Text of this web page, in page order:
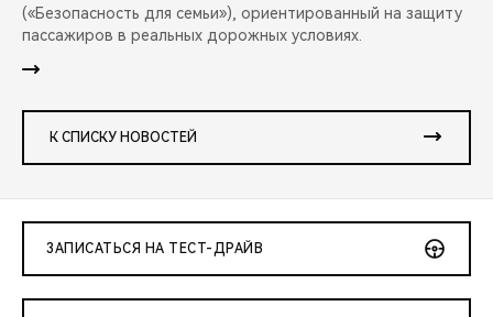
(«Безопасность для семьи»), ориентированный на защиту
пассажиров в реальных дорожных условиях.
К СПИСКУ НОВОСТЕЙ
ЗАПИСАТЬСЯ НА ТЕСТ-ДРАЙВ